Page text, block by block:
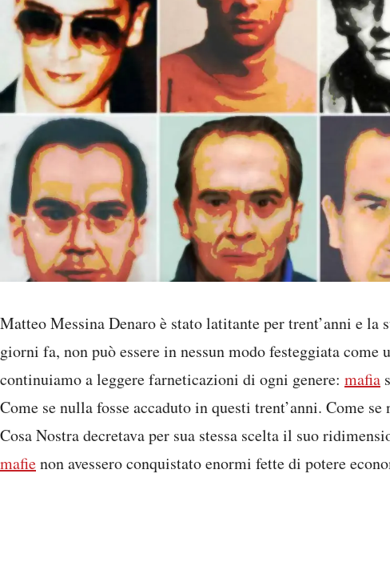
Matteo Messina Denaro è stato latitante per trent’anni e la
giorni fa, non può essere in nessun modo festeggiata
continuiamo a leggere farneticazioni di ogni genere: mafia
Come se nulla fosse accaduto in questi trent’anni. Come
Cosa Nostra decretava per sua stessa scelta il suo
mafienon avessero conquistato enormi fette di potere